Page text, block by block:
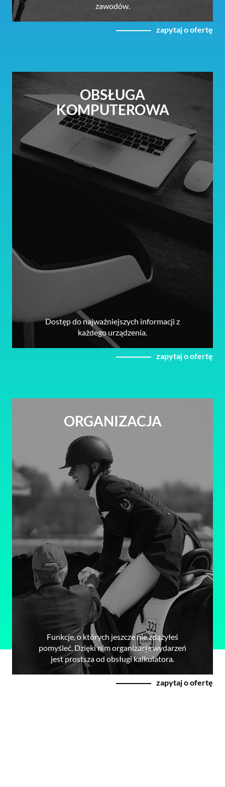
zawodów.
zapytaj o ofertę
OBSŁUGA
KOMPUTEROWA
Dostęp do najważniejszych informacji z
każdego urządzenia.
zapytaj o ofertę
ORGANIZACJA
Funkcje, o których jeszcze nie zdążyłeś
pomyśleć. Dzięki nim organizacja wydarzeń
jest prostsza od obsługi kalkulatora.
zapytaj o ofertę